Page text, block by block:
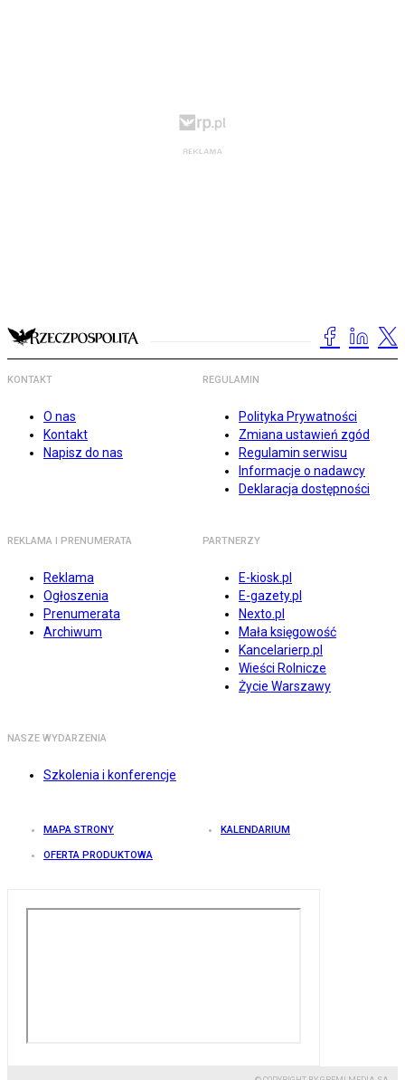
KONTAKT
O nas
Kontakt
Napisz do nas
REGULAMIN
Polityka Prywatności
Zmiana ustawień zgód
Regulamin serwisu
Informacje o nadawcy
Deklaracja dostępności
REKLAMA I PRENUMERATA
Reklama
Ogłoszenia
Prenumerata
Archiwum
PARTNERZY
E-kiosk.pl
E-gazety.pl
Nexto.pl
Mała księgowość
Kancelarierp.pl
Wieści Rolnicze
Życie Warszawy
NASZE WYDARZENIA
Szkolenia i konferencje
MAPA STRONY KALENDARIUM
OFERTA PRODUKTOWA